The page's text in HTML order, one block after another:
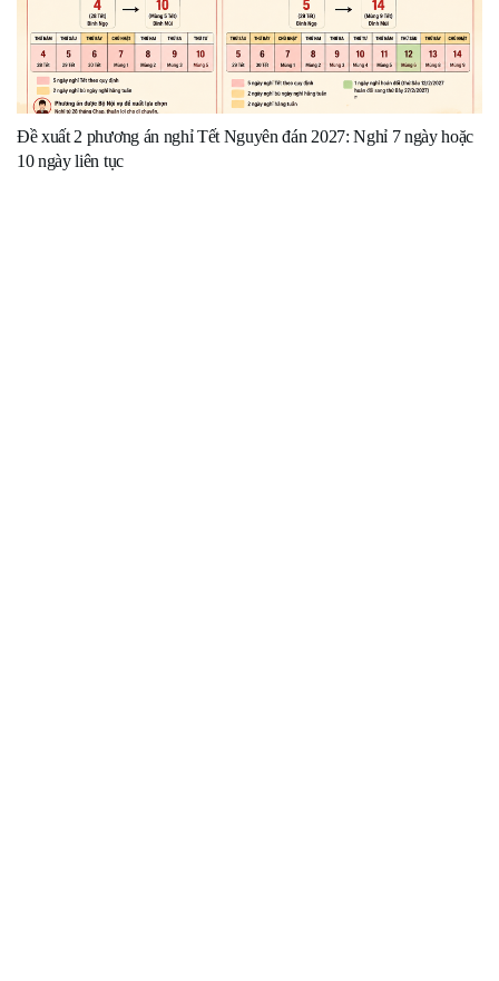
Đề xuất 2 phương án nghỉ Tết Nguyên đán 2027: Nghỉ 7 ngày hoặc
10 ngày liên tục